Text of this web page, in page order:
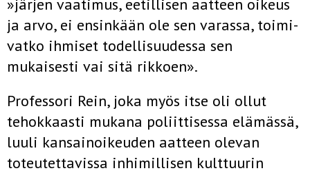
»järjen vaatimus, eetillisen aatteen oikeus
ja arvo, ei ensinkään ole sen varassa, toimi­
vatko ihmiset todellisuudessa sen
mukaisesti vai sitä rikkoen».
Professori Rein, joka myös itse oli ollut
tehokkaasti mukana poliit­tisessa elämässä,
luuli kansainoikeuden aatteen olevan
toteutettavissa inhimillisen kulttuurin